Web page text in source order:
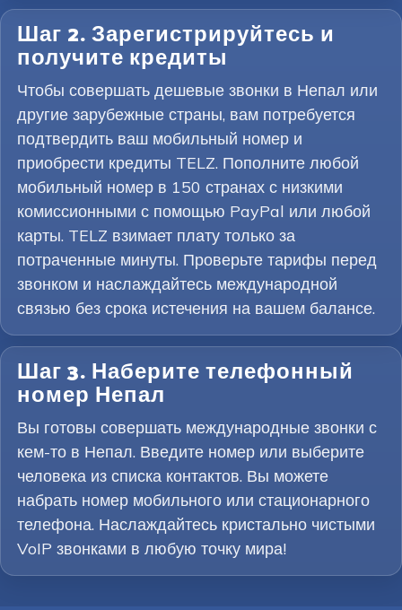
Шаг 2. Зарегистрируйтесь и
получите кредиты
Чтобы совершать дешевые звонки в Непал или
другие зарубежные страны, вам потребуется
подтвердить ваш мобильный номер и
приобрести кредиты TELZ. Пополните любой
мобильный номер в 150 странах с низкими
комиссионными с помощью PayPal или любой
карты. TELZ взимает плату только за
потраченные минуты. Проверьте тарифы перед
звонком и наслаждайтесь международной
связью без срока истечения на вашем балансе.
Шаг 3. Наберите телефонный
номер Непал
Вы готовы совершать международные звонки с
кем-то в Непал. Введите номер или выберите
человека из списка контактов. Вы можете
набрать номер мобильного или стационарного
телефона. Наслаждайтесь кристально чистыми
VoIP звонками в любую точку мира!